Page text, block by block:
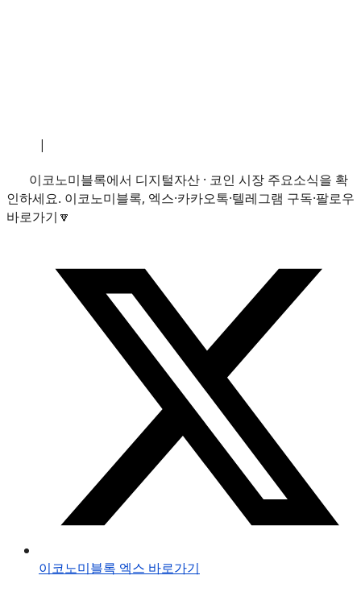
|
이코노미블록에서 디지털자산 · 코인 시장 주요소식을 확
인하세요. 이코노미블록, 엑스·카카오톡·텔레그램 구독·팔로우
바로가기🔽
이코노미블록 엑스 바로가기